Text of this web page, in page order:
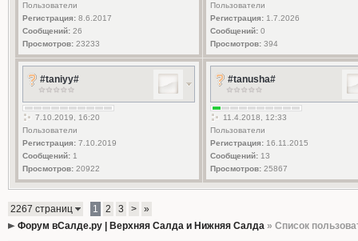
Пользователи
Регистрация:8.6.2017
Сообщений:26
Просмотров:23233
Пользователи
Регистрация:1.7.2026
Сообщений:0
Просмотров:394
#taniyy#
7.10.2019, 16:20
Пользователи
Регистрация:7.10.2019
Сообщений:1
Просмотров:20922
#tanusha#
11.4.2018, 12:33
Пользователи
Регистрация:16.11.2015
Сообщений:13
Просмотров:25867
2267 страниц 1 2 3 >
»
Форум вСалде.ру | Верхняя Салда и Нижняя Салда» Список